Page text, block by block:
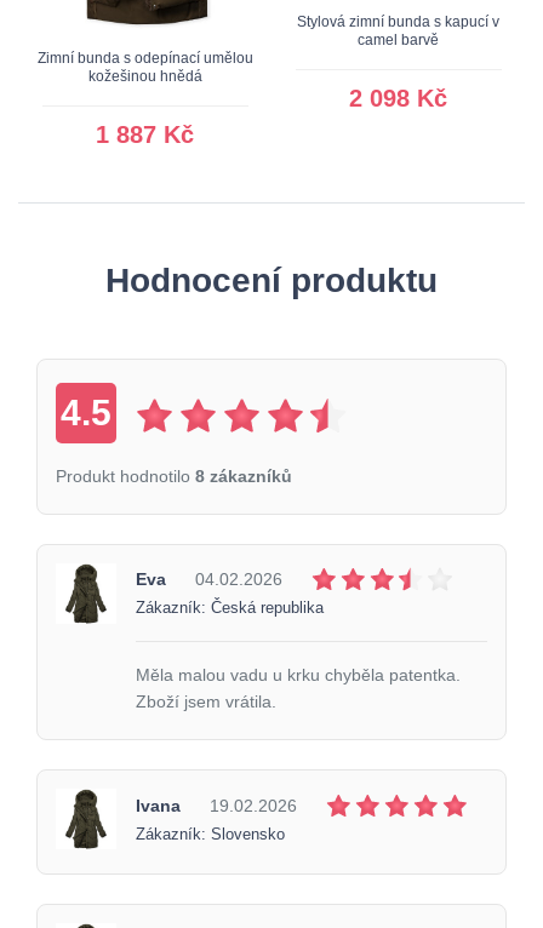
Zimní bunda s odepínací umělou
kožešinou hnědá
1 887 Kč
Stylová zimní bunda s kapucí v
camel barvě
2 098 Kč
Hodnocení produktu
4.5
Produkt hodnotilo 8 zákazníků
Eva 04.02.2026
Zákazník: Česká republika
Měla malou vadu u krku chyběla patentka.
Zboží jsem vrátila.
Ivana 19.02.2026
Zákazník: Slovensko